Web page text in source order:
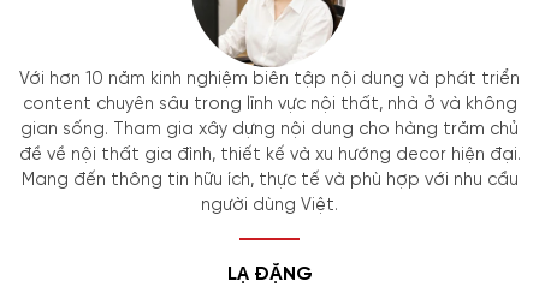
Với hơn 10 năm kinh nghiệm biên tập nội dung và phát triển
content chuyên sâu trong lĩnh vực nội thất, nhà ở và không
gian sống. Tham gia xây dựng nội dung cho hàng trăm chủ
đề về nội thất gia đình, thiết kế và xu hướng decor hiện đại.
Mang đến thông tin hữu ích, thực tế và phù hợp với nhu cầu
người dùng Việt.
LẠ ĐẶNG